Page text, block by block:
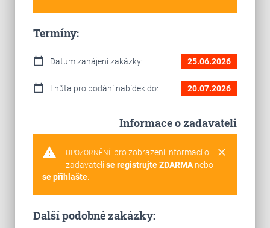
Termíny:
calendar_today Datum zahájení zakázky: 25.06.2026
calendar_today Lhůta pro podání nabídek do: 20.07.2026
Informace o zadavateli
warning clear
UPOZORNĚNÍ: pro zobrazení informací o
zadavateli se registrujte ZDARMAnebo
se přihlašte.
Další podobné zakázky: